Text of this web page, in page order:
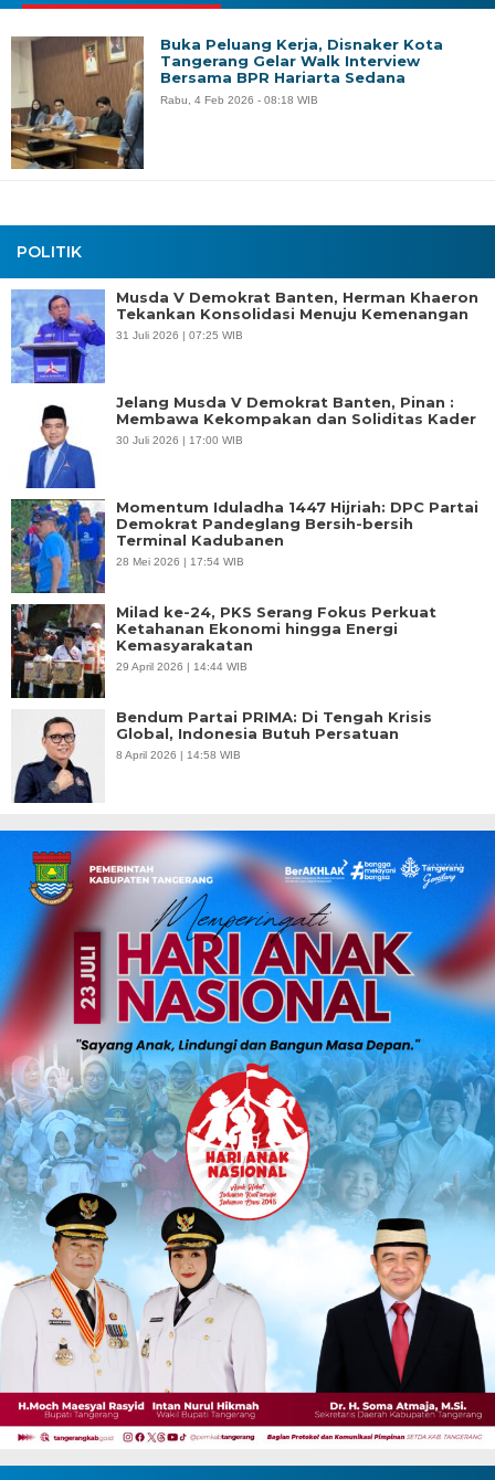
POLITIK
Musda V Demokrat Banten, Herman Khaeron
Tekankan Konsolidasi Menuju Kemenangan
31 Juli 2026 | 07:25 WIB
Jelang Musda V Demokrat Banten, Pinan :
Membawa Kekompakan dan Soliditas Kader
30 Juli 2026 | 17:00 WIB
Momentum Iduladha 1447 Hijriah: DPC Partai
Demokrat Pandeglang Bersih-bersih
Terminal Kadubanen
28 Mei 2026 | 17:54 WIB
Milad ke-24, PKS Serang Fokus Perkuat
Ketahanan Ekonomi hingga Energi
Kemasyarakatan
29 April 2026 | 14:44 WIB
Bendum Partai PRIMA: Di Tengah Krisis
Global, Indonesia Butuh Persatuan
8 April 2026 | 14:58 WIB
Buka Peluang Kerja, Disnaker Kota
Tangerang Gelar Walk Interview
Bersama BPR Hariarta Sedana
Rabu, 4 Feb 2026 - 08:18 WIB